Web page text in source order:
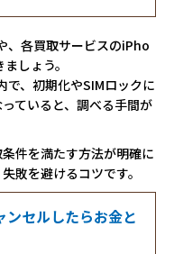
、各買取サービスのiPho
しょう。
、初期化やSIMロックに
ていると、調べる手間が
件を満たす方法が明確に
敗を避けるコツです。
セルしたらお金と